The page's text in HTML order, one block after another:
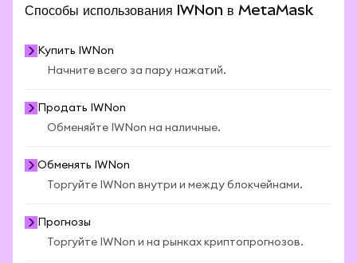
Способы использования IWNon в MetaMask
Купить IWNon
Начните всего за пару нажатий.
Продать IWNon
Обменяйте IWNon на наличные.
Обменять IWNon
Торгуйте IWNon внутри и между блокчейнами.
Прогнозы
Торгуйте IWNon и на рынках криптопрогнозов.